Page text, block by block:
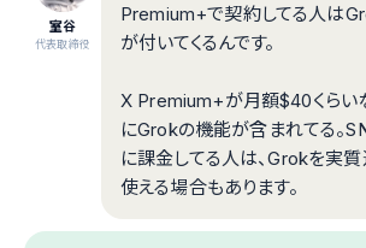
室谷
代表取締役
Premium+で契約してる人は
が付いてくるんです。
X Premium+が月額$40くらい
にGrokの機能が含まれてる。
に課金してる人は、Grokを実
使える場合もあります。